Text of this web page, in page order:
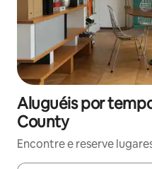
Aluguéis por
County
Encontre e reserve